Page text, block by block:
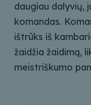
daugiau dalyvių,
komandas.
ištrūks iš
žaidžia žaidimą,
meistriškumo